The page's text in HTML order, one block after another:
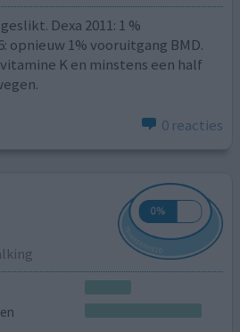
Dexa 2011: 1 %
opnieuw 1% vooruitgang BMD.
K en minstens een half
0 reacties